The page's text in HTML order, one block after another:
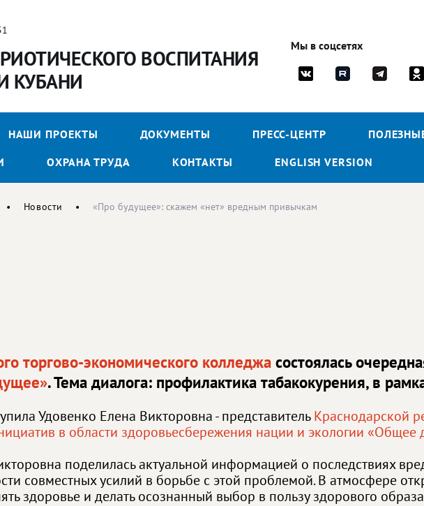
ВОСПИТАНИЯ
КУБАНИ
Мы в соцсетях
НАШИ ПРОЕКТЫ ДОКУМЕНТЫ ПРЕСС-ЦЕНТР
ОХРАНА ТРУДА КОНТАКТЫ ENGLISH VERSION
Новости «Про будущее»: скажем «нет» вредным привычкам
торгово-экономического колледжа состоялась
. Тема диалога: профилактика табакокурения, в
Удовенко Елена Викторовна - представительКраснодарской
в области здоровьесбережения нации и экологии «Общее
поделилась актуальной информацией о последствиях
совместных усилий в борьбе с этой проблемой. В атмосфере
здоровье и делать осознанный выбор в пользу здорового